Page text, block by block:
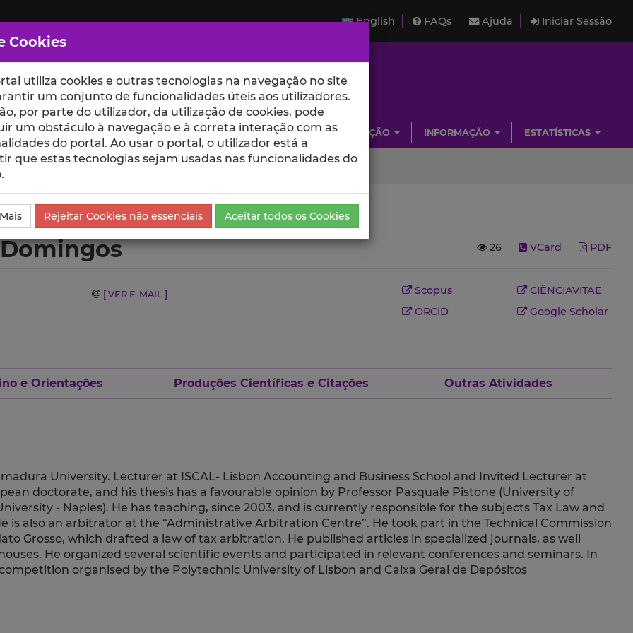
English FAQs Ajuda Iniciar Sessão
ESCOLAS UNIDADES INVESTIGAÇÃO INFORMAÇÃO ESTATÍSTICAS
Currículo
26 VCard PDF
[ VER E-MAIL ] Scopus
CIÊNCIAVITAE
ORCID
Google Scholar
e Orientações Produções Científicas e Citações Outras Atividades
University. Lecturer at ISCAL- Lisbon Accounting and Business School and Invited Lecturer at
doctorate, and his thesis has a favourable opinion by Professor Pasquale Pistone (University of
- Naples). He has teaching, since 2003, and is currently responsible for the subjects Tax Law and
is also an arbitrator at the “Administrative Arbitration Centre”. He took part in the Technical Commission
Grosso, which drafted a law of tax arbitration. He published articles in specialized journals, as well
He organized several scientific events and participated in relevant conferences and seminars. In
organised by the Polytechnic University of Lisbon and Caixa Geral de Depósitos
Cookies
utiliza cookies e outras tecnologias na navegação no site
um conjunto de funcionalidades úteis aos utilizadores.
por parte do utilizador, da utilização de cookies, pode
um obstáculo à navegação e à correta interação com as
do portal. Ao usar o portal, o utilizador está a
que estas tecnologias sejam usadas nas funcionalidades do
Rejeitar Cookies não essenciais Aceitar todos os Cookies